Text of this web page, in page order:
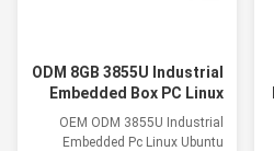
ODM 8GB 3855U Industrial
Embedded Box PC Linux
Ubuntu Fanless Rugged
X86
OEM ODM 3855U Industrial
Embedded Pc Linux Ubuntu